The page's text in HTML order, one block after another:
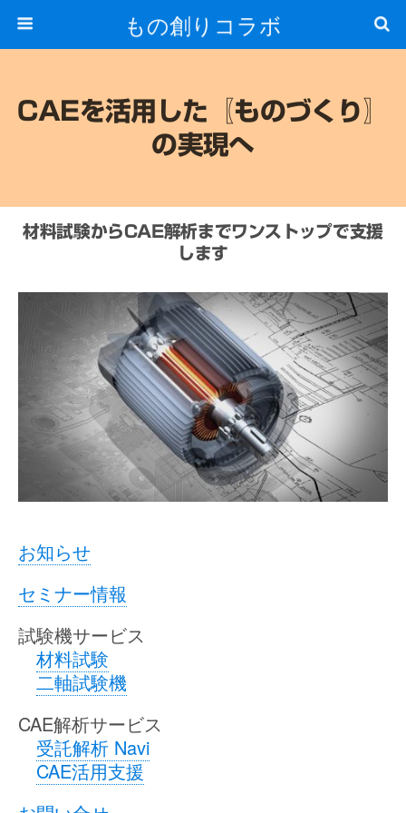
もの創りコラボ
CAEを活用した〖ものづくり〗
の実現へ
材料試験からCAE解析までワンストップで支援
します
お知らせ
セミナー情報
試験機サービス
材料試験
二軸試験機
CAE解析サービス
受託解析 Navi
CAE活用支援